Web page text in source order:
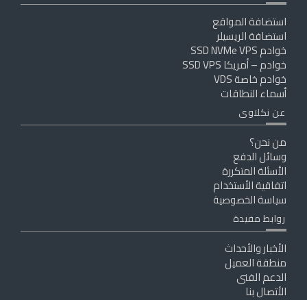
استضافة المواقع
استضافة الريسيلر
خوادم SSD NVMe VPS
خوادم – أمريكا SSD VPS
خوادم خاصة VDS
أسماء النطاقات
عن نكلاوى
من نحن؟
وسائل الدفع
الأسئلة المتكررة
اتفاقية الأستخدام
سياسة الخصوصية
روابط مفيدة
الأخبار والأحداث
منطقة العميل
الدعم الفنى
الأتصال بنا